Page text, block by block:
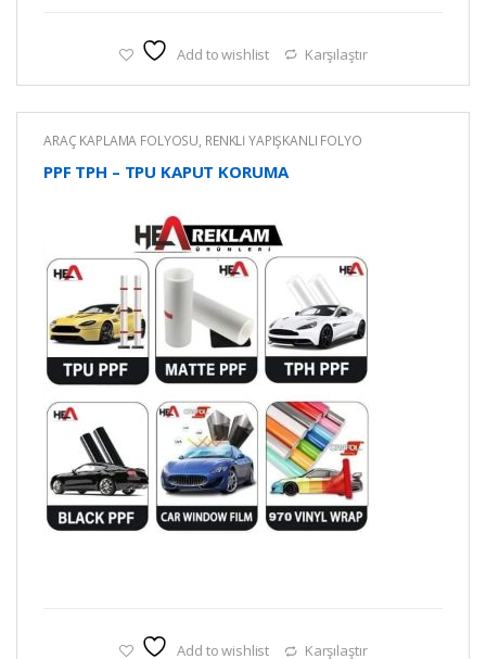
Add to wishlist Karşılaştır
ARAÇ KAPLAMA FOLYOSU, RENKLİ YAPIŞKANLI FOLYO
PPF TPH – TPU KAPUT KORUMA
Add to wishlist Karşılaştır